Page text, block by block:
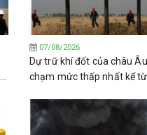
07/08/2026
Dự trữ khí đốt của châu Âu
chạm mức thấp nhất kể từ